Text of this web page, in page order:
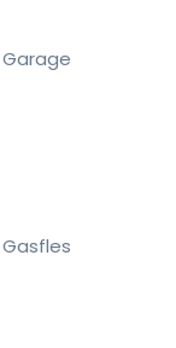
Garage
Gasfles